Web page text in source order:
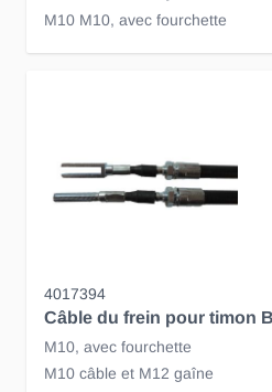
M10 M10, avec fourchette
4017394
Câble du frein pour timon
M10, avec fourchette
M10 câble et M12 gaîne